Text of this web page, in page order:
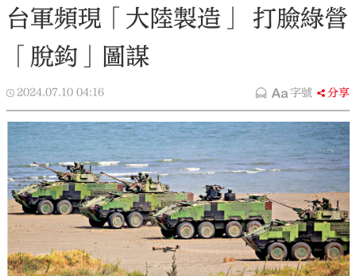
台軍頻現「大陸製造」 打臉綠營
「脫鈎」圖謀
2024.07.10 04:16 字號 分享